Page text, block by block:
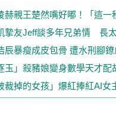
赫親王楚然嘴好嘟！「這一
摯友Jeff談多年兄弟情 長
辰暴瘦成皮包骨 遭水刑腳
玉」殺豬娘變身數學天才
裁掉的女孩」爆紅捧紅AI